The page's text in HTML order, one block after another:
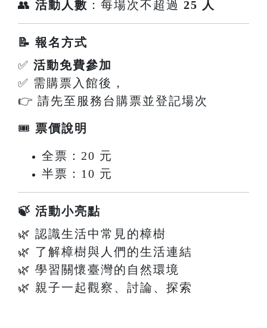
👥 活動人數 ：每場次不超過 25 人
📝 報名方式
✅ 活動免費參加
✅ 需購票入館後，
👉 請先至服務台購票並登記場次
🎟 票價說明
全票：20 元
半票：10 元
🍃 活動小亮點
🌿 認識生活中常見的樟樹
🌿 了解樟樹與人們的生活連結
🌿 學習關懷臺灣的自然環境
🌿 親子一起觀察、討論、探索